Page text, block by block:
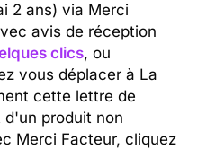
2 ans) via Merci
avis de réception
clics, ou
vous déplacer à La
cette lettre de
produit non
Merci Facteur, cliquez